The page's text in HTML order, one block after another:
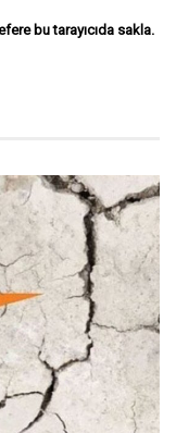
bu tarayıcıda sakla.